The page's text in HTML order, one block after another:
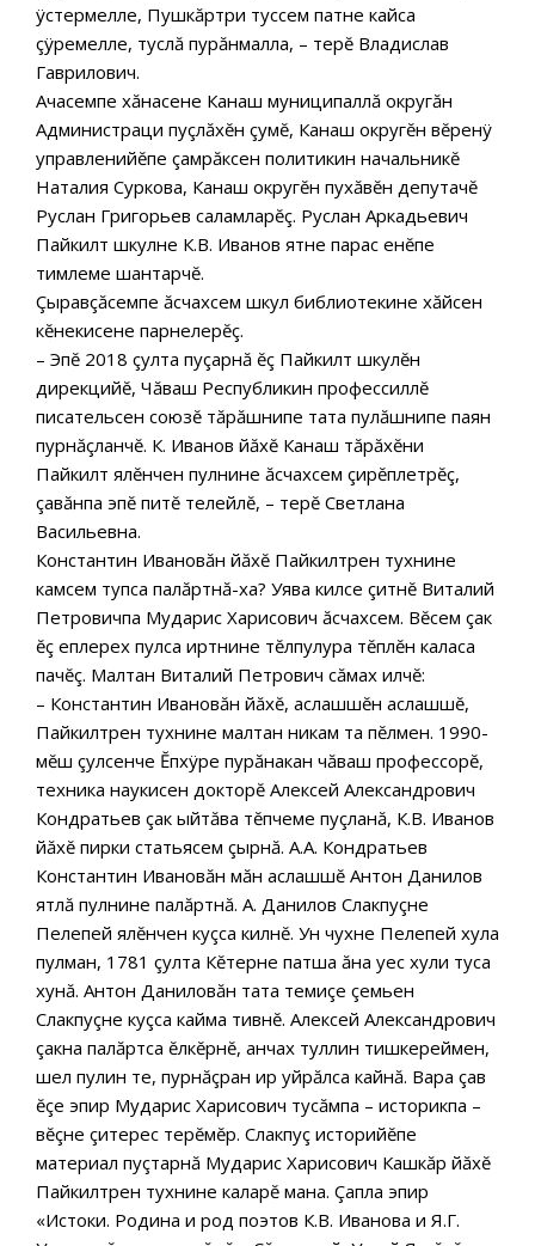
ÿстермелле, Пушкăртри туссем патне кайса
çÿремелле, туслă пурăнмалла, – терĕ Владислав
Гаврилович.
Ачасемпе хăнасене Канаш муниципаллă округăн
Администраци пуçлăхĕн çумĕ, Канаш округĕн вĕренÿ
управленийĕпе çамрăксен политикин начальникĕ
Наталия Суркова, Канаш округĕн пухăвĕн депутачĕ
Руслан Григорьев саламларĕç. Руслан Аркадьевич
Пайкилт шкулне К.В. Иванов ятне парас енĕпе
тимлеме шантарчĕ.
Çыравçăсемпе ăсчахсем шкул библиотекине хăйсен
кĕнекисене парнелерĕç.
– Эпĕ 2018 çулта пуçарнă ĕç Пайкилт шкулĕн
дирекцийĕ, Чăваш Республикин профессиллĕ
писательсен союзĕ тăрăшнипе тата пулăшнипе паян
пурнăçланчĕ. К. Иванов йăхĕ Канаш тăрăхĕни
Пайкилт ялĕнчен пулнине ăсчахсем çирĕплетрĕç,
çавăнпа эпĕ питĕ телейлĕ, – терĕ Светлана
Васильевна.
Константин Ивановăн йăхĕ Пайкилтрен тухнине
камсем тупса палăртнă-ха? Уява килсе çитнĕ Виталий
Петровичпа Мударис Харисович ăсчахсем. Вĕсем çак
ĕç еплерех пулса иртнине тĕлпулура тĕплĕн каласа
пачĕç. Малтан Виталий Петрович сăмах илчĕ:
– Константин Ивановăн йăхĕ, аслашшĕн аслашшĕ,
Пайкилтрен тухнине малтан никам та пĕлмен. 1990-
мĕш çулсенче Ĕпхÿре пурăнакан чăваш профессорĕ,
техника наукисен докторĕ Алексей Александрович
Кондратьев çак ыйтăва тĕпчеме пуçланă, К.В. Иванов
йăхĕ пирки статьясем çырнă. А.А. Кондратьев
Константин Ивановăн мăн аслашшĕ Антон Данилов
ятлă пулнине палăртнă. А. Данилов Слакпуçне
Пелепей ялĕнчен куçса килнĕ. Ун чухне Пелепей хула
пулман, 1781 çулта Кĕтерне патша ăна уес хули туса
хунă. Антон Даниловăн тата темиçе çемьен
Слакпуçне куçса кайма тивнĕ. Алексей Александрович
çакна палăртса ĕлкĕрнĕ, анчах туллин тишкереймен,
шел пулин те, пурнăçран ир уйрăлса кайнă. Вара çав
ĕçе эпир Мударис Харисович тусăмпа – историкпа –
вĕçне çитерес терĕмĕр. Слакпуç историйĕпе
материал пуçтарнă Мударис Харисович Кашкăр йăхĕ
Пайкилтрен тухнине каларĕ мана. Çапла эпир
«Истоки. Родина и род поэтов К.В. Иванова и Я.Г.